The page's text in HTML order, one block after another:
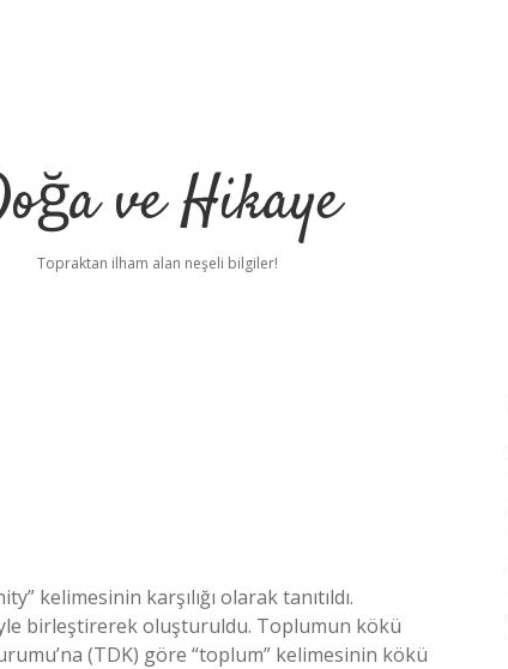
ve Hikaye
Topraktan ilham alan neşeli bilgiler!
kelimesinin karşılığı olarak tanıtıldı.
birleştirerek oluşturuldu. Toplumun kökü
(TDK) göre “toplum” kelimesinin kökü